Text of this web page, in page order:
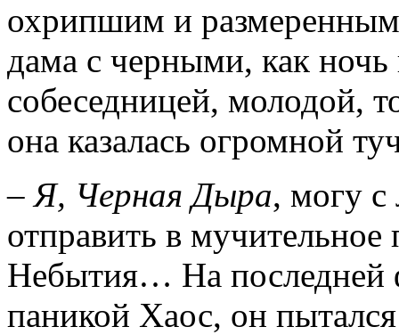
охрипшим и размеренным
дама с черными, как
собеседницей, молодой,
она казалась огромной
– Я, Черная Дыра, могу с
отправить в
Небытия… На последней
паникой Хаос, он